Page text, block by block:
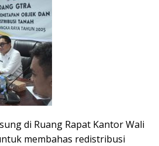
di Ruang Rapat Kantor Wali
membahas redistribusi